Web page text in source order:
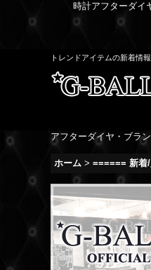
時計アフターダイ
トレンドアイテムの新着情
アフターダイヤ・ブラ
ホーム > ====== 新着